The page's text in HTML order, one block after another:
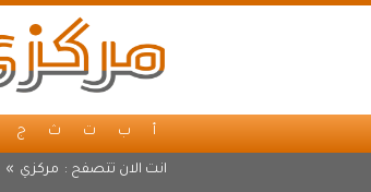
أ ب ت ث ج
انت الان تتصفح : مركزي »